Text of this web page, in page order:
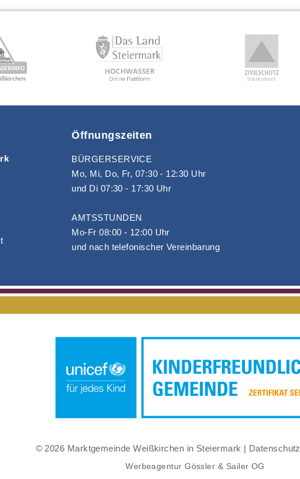
Öffnungszeiten
BÜRGERSERVICE
Mo, Mi, Do, Fr, 07:30 - 12:30 Uhr
und Di 07:30 - 17:30 Uhr
AMTSSTUNDEN
Mo-Fr 08:00 - 12:00 Uhr
und nach telefonischer Vereinbarung
© 2026 Marktgemeinde Weißkirchen in Steiermark | Datenschutz
Werbeagentur Gössler & Sailer OG